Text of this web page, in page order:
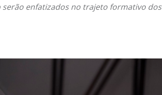
serão enfatizados no trajeto formativo dos